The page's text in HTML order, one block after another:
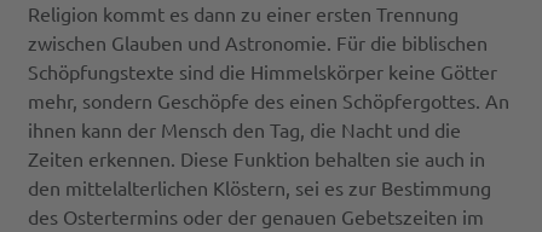
Religion kommt es dann zu einer ersten Trennung
zwischen Glauben und Astronomie. Für die biblischen
Schöpfungstexte sind die Himmelskörper keine Götter
mehr, sondern Geschöpfe des einen Schöpfergottes. An
ihnen kann der Mensch den Tag, die Nacht und die
Zeiten erkennen. Diese Funktion behalten sie auch in
den mittelalterlichen Klöstern, sei es zur Bestimmung
des Ostertermins oder der genauen Gebetszeiten im